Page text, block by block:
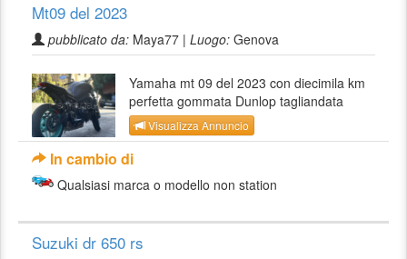
Mt09 del 2023
pubblicato da: Maya77 | Luogo: Genova
Yamaha mt 09 del 2023 con diecimila km
perfetta gommata Dunlop tagliandata
Visualizza Annuncio
In cambio di
Qualsiasi marca o modello non station
Suzuki dr 650 rs